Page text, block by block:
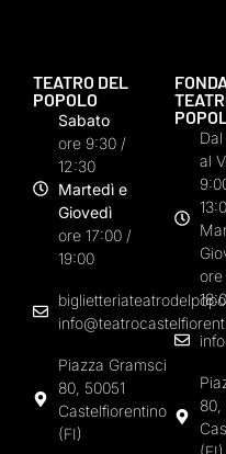
TEATRO DEL
POPOLO
Sabato
ore 9:30 /
12:30
Martedì e
Giovedì
ore 17:00 /
19:00
Piazza Gramsci
80, 50051
Castelfiorentino
(FI)
al
ore
80,